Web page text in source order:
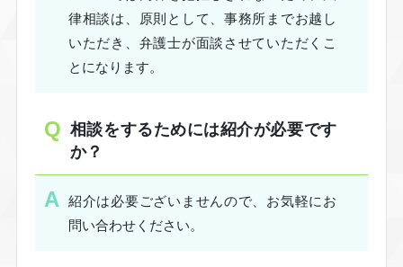
律相談は、原則として、事務所までお越し
いただき、弁護士が面談させていただくこ
とになります。
相談をするためには紹介が必要です
か？
紹介は必要ございませんので、お気軽にお
問い合わせください。